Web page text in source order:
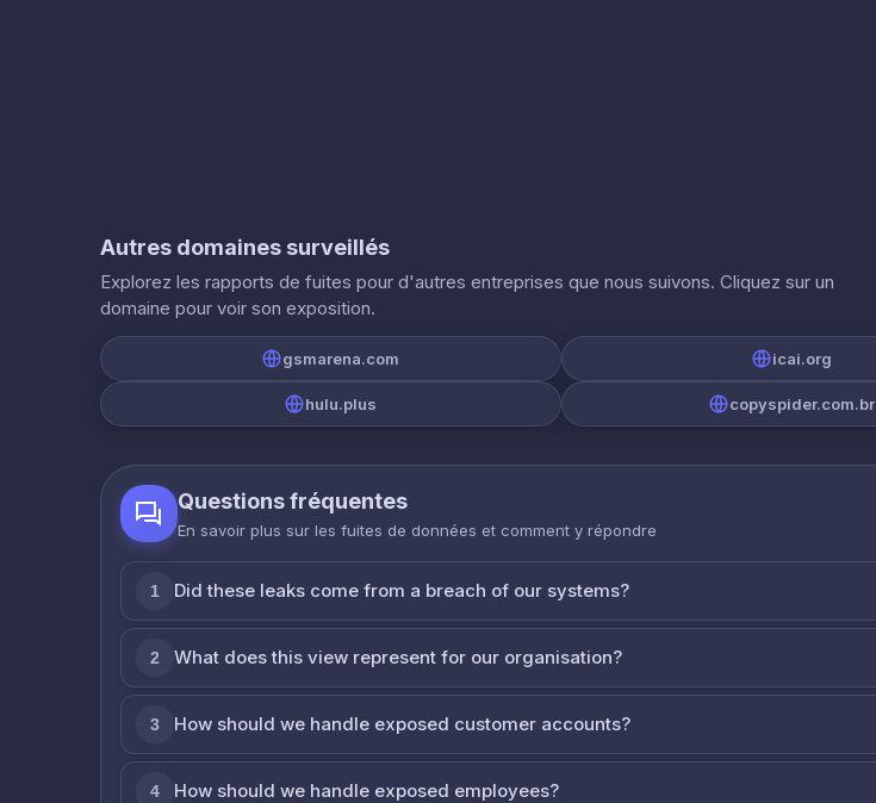
Autres domaines surveillés
Explorez les rapports de fuites pour d'autres entreprises que nous suivons. Cliquez sur un
domaine pour voir son exposition.
gsmarena.com icai.org
hulu.plus copyspider.com.br
Questions fréquentes
En savoir plus sur les fuites de données et comment y répondre
1 Did these leaks come from a breach of our systems?
2 What does this view represent for our organisation?
3 How should we handle exposed customer accounts?
4 How should we handle exposed employees?